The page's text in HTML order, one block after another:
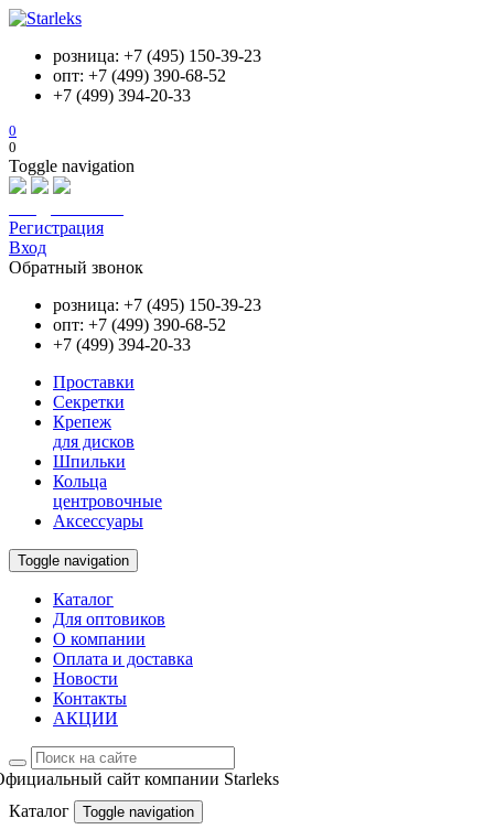
розница: +7 (495) 150-39-23
опт: +7 (499) 390-68-52
+7 (499) 394-20-33
0
0
Toggle navigation
Регистрация
Вход
Обратный звонок
розница: +7 (495) 150-39-23
опт: +7 (499) 390-68-52
+7 (499) 394-20-33
Проставки
Секретки
Крепеж
для дисков
Шпильки
Кольца
центровочные
Аксессуары
Toggle navigation
Каталог
Для оптовиков
О компании
Оплата и доставка
Новости
Контакты
АКЦИИ
сайт компании Starleks
Каталог
Toggle navigation